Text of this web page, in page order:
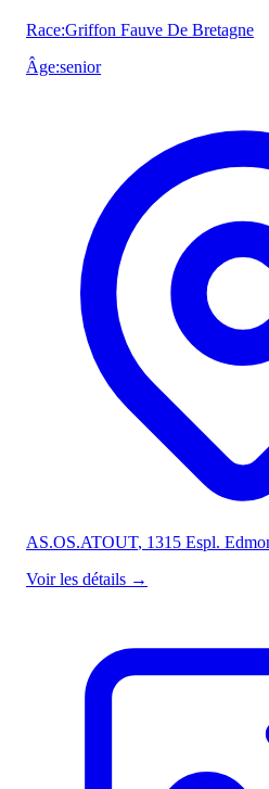
Race:Griffon Fauve De Bretagne
Âge:senior
AS.OS.ATOUT, 1315 Espl.
Voir les détails →